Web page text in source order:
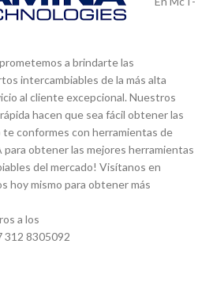
a brindarte las
intercambiables de la más alta
al cliente excepcional. Nuestros
hacen que sea fácil obtener las
conformes con herramientas de
obtener las mejores herramientas
del mercado! Visí­tanos en
hoy mismo para obtener más
a los
312 8305092